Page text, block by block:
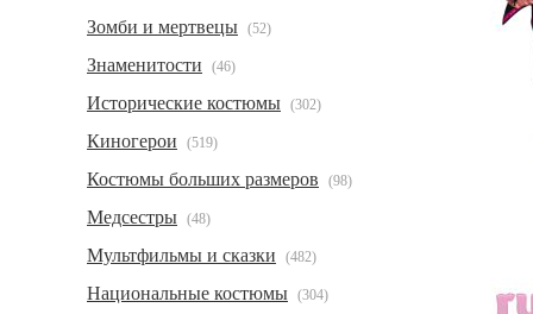
Зомби и мертвецы (52)
Знаменитости (46)
Исторические костюмы (302)
Киногерои (519)
Костюмы больших размеров (98)
Медсестры (48)
Мультфильмы и сказки (482)
Национальные костюмы (304)